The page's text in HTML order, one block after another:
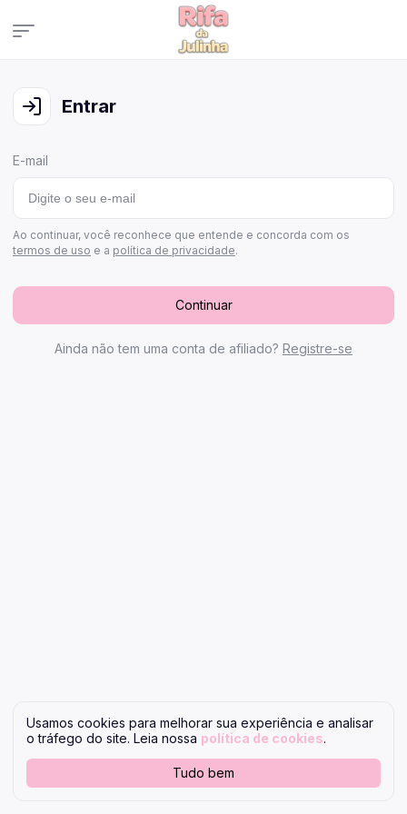
Veja todas as campanhas disponíveis
Últimos ganhadores
Veja quem já ganhou
Área de afiliados
Entrar
E-mail
Ao continuar, você reconhece que entende e concorda com os
termos de uso e a política de privacidade.
Continuar
Ainda não tem uma conta de afiliado? Registre-se
Usamos cookies para melhorar sua experiência e analisar
o tráfego do site. Leia nossa política de cookies.
Tudo bem